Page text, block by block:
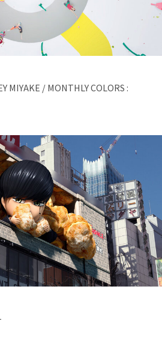
MIYAKE / MONTHLY COLORS :